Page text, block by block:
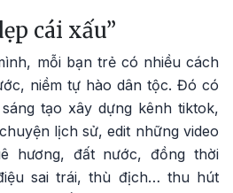
cái xấu”
mỗi bạn trẻ có nhiều cách
niềm tự hào dân tộc. Đó có
tạo xây dựng kênh tiktok,
lịch sử, edit những video
hương, đất nước, đồng thời
sai trái, thù địch… thu hút